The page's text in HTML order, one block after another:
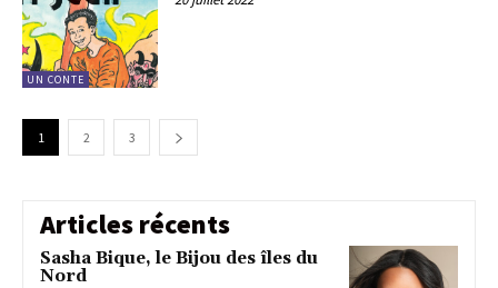
UN CONTE
1 2 3
Articles récents
Sasha Bique, le Bijou des îles du
Nord